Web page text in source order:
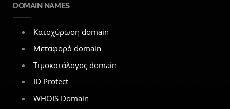
DOMAIN NAMES
Κατοχύρωση domain
Μεταφορά domain
Τιμοκατάλογος domain
ID Protect
WHOIS Domain